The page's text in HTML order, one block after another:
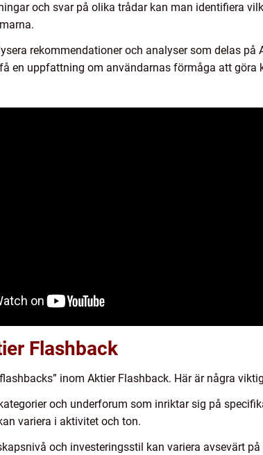
och svar på olika trådar kan man identifiera
rekommendationer och analyser som delas
en uppfattning om användarnas förmåga att göra
Flashback
inom Aktier Flashback. Här är några
och underforum som inriktar sig på
variera i aktivitet och ton.
och investeringsstil kan variera avsevärt